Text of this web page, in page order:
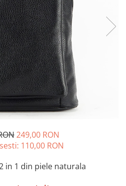
piele
piele
249,00 RON
110,00 RON
in 1 din piele naturala